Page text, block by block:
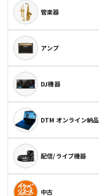
管楽器
アンプ
DJ機器
DTM オンライン納品
配信/ライブ機器
中古